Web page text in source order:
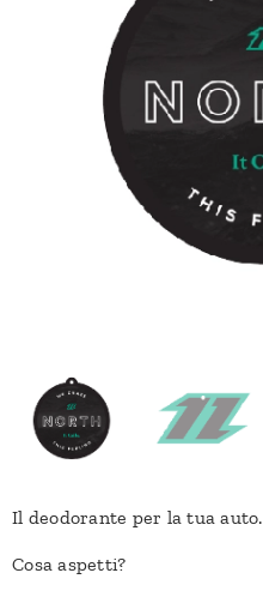
Il deodorante per la tua auto.
Cosa aspetti?